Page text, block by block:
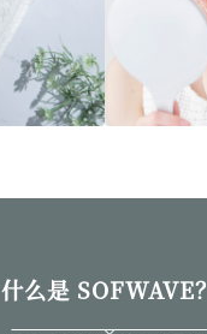
什么是 SOFWAVE？